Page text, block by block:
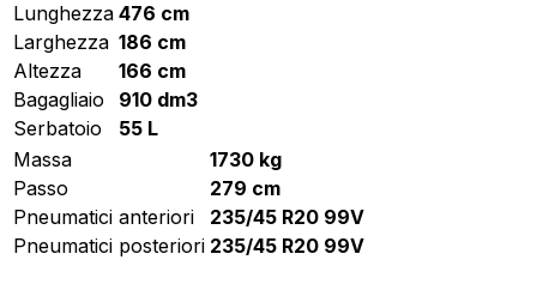
Lunghezza 476 cm
Larghezza 186 cm
Altezza
166 cm
Bagagliaio
910 dm3
Serbatoio
55 L
Massa
1730 kg
Passo
279 cm
Pneumatici anteriori
235/45 R20 99V
Pneumatici posteriori 235/45 R20 99V